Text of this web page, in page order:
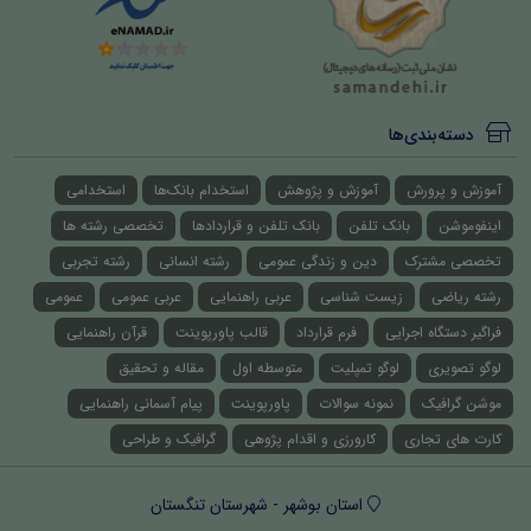
دسته‌بندی‌ها
آموزش و پرورش آموزش و پژوهش استخدام بانک‌ها
استخدامی
اینفوموشن
بانک تلفن بانک تلفن و قراردادها
تخصصی رشته ها
تخصصی مشترک
دین و زندگی عمومی رشته انسانی
رشته تجربی
رشته ریاضی
زیست شناسی عربی راهنمایی عربی عمومی
عمومی
فراگیر دستگاه اجرایی
فرم قرارداد قالب پاورپوینت
قرآن راهنمایی
لوگو تصویری
لوگو تمپلیت متوسطه اول
مقاله و تحقیق
موشن گرافیک
نمونه سوالات پاورپوینت
پیام آسمانی راهنمایی
کارت های تجاری
کارورزی و اقدام پژوهی گرافیک و طراحی
استان بوشهر - شهرستان تنگستان